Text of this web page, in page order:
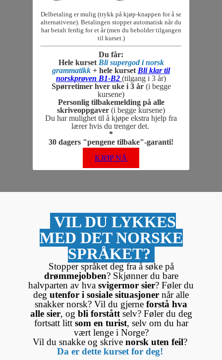
Delbetaling er mulig (trykk på kjøp-knappen for å se
alternativene). Betalingen stopper automatisk når du
har betalt ferdig for et år (men du beholder tilgangen
til kurset.)
Du får:
Hele kurset Bli supergod i norsk
grammatikk + hele kurset Bli klar til
norskprøven B1-B2 (tilgang i 3 år)
Spørretimer hver uke i 3 år(i begge
kursene)
Personlig tilbakemelding på alle
skriveoppgaver (i begge kursene)
Du har mulighet til å kjøpe ekstra hjelp fra
lærer hvis du trenger det.
*
30 dagers "pengene tilbake"-garanti!
KJØP NÅ
VIL DU LYKKES
MED DET NORSKE
SPRÅKET?
Stopper språket deg fra å søke på
drømmejobben? Skjønner du bare
halvparten av hva svigermor sier? Føler du
deg utenfor i sosiale situasjoner når alle
snakker norsk? Vil du gjerne forstå hva
alle sier, og bli forståttselv? Føler du deg
fortsatt litt som en turist, selv om du har
vært lenge i Norge?
Vil du snakke og skrive norsk uten feil?
Da er dette kurset for deg!